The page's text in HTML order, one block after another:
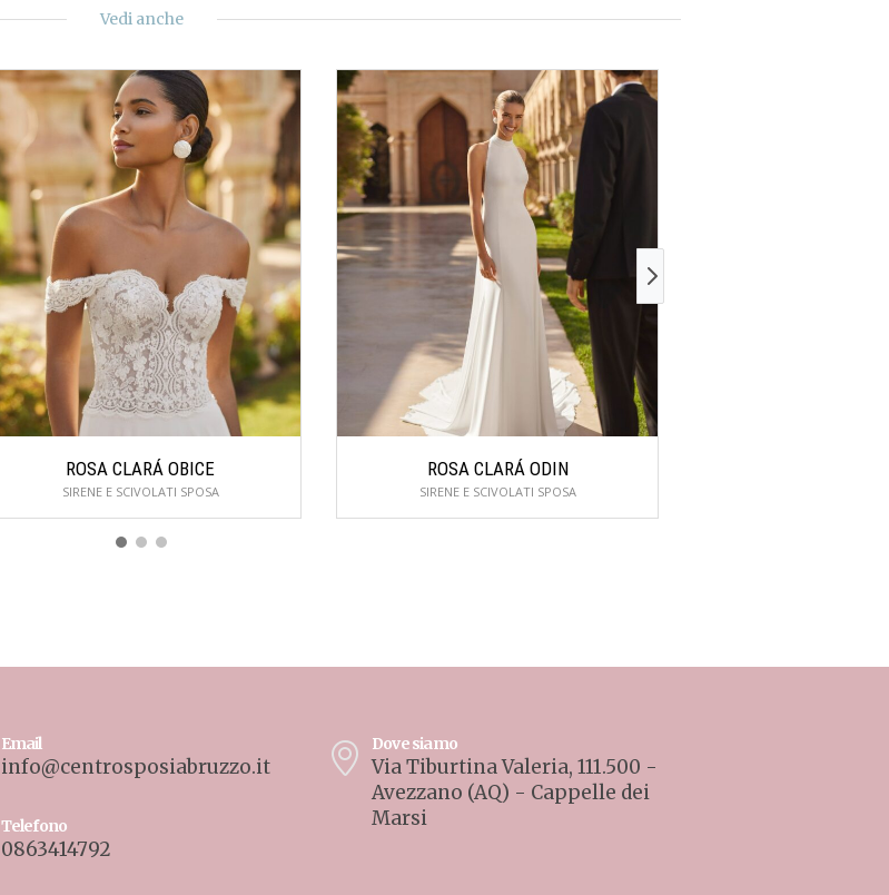
Vedi anche
ROSA CLARÁ OBICE
SIRENE E SCIVOLATI SPOSA
ROSA CLARÁ ODIN
SIRENE E SCIVOLATI SPOSA
Email
info@centrosposiabruzzo.it
Telefono
0863414792
Dove siamo
Via Tiburtina Valeria, 111.500 -
Avezzano (AQ) - Cappelle dei
Marsi